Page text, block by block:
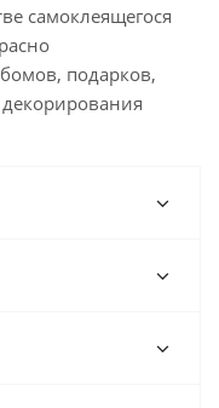
самоклеящегося
подарков,